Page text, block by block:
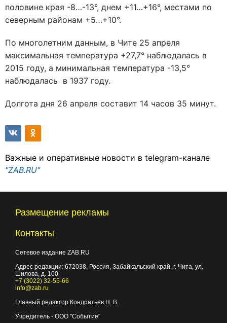
половине края -8…-13°, днем +11…+16°, местами по
северным районам +5…+10°.
По многолетним данным, в Чите 25 апреля
максимальная температура +27,7° наблюдалась в
2015 году, а минимальная температура -13,5°
наблюдалась в 1937 году.
Долгота дня 26 апреля составит 14 часов 35 минут.
Важные и оперативные новости в telegram-канале
"ZAB.RU"
Размещение рекламы
Контакты
Сетевое издание ZAB.RU
Адрес редакции: 672038 , Россия, Забайкальский край, г. Чита ул.
Шилова, д. 100
+7 (3022) 32-55-66
info@zab.ru
Главный редактор Кондратьев Н. В.
Учредитель - ООО "Событие"